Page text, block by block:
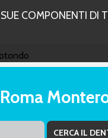
COMPONENTI DI